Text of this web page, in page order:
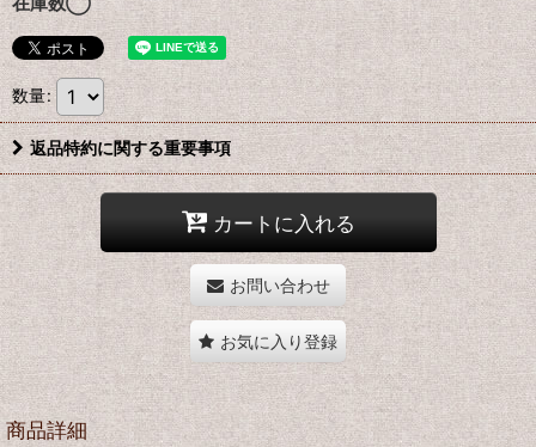
数量:
返品特約に関する重要事項
カートに入れる
お問い合わせ
お気に入り登録
商品詳細